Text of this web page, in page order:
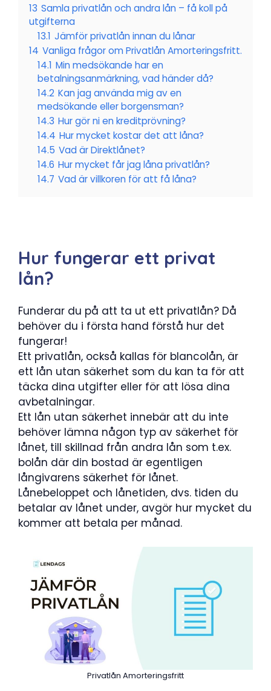
13 Samla privatlån och andra lån – få koll på
utgifterna
13.1 Jämför privatlån innan du lånar
14 Vanliga frågor om Privatlån Amorteringsfritt.
14.1 Min medsökande har en
betalningsanmärkning, vad händer då?
14.2 Kan jag använda mig av en
medsökande eller borgensman?
14.3 Hur gör ni en kreditprövning?
14.4 Hur mycket kostar det att låna?
14.5 Vad är Direktlånet?
14.6 Hur mycket får jag låna privatlån?
14.7 Vad är villkoren för att få låna?
Hur fungerar ett privat
lån?
Funderar du på att ta ut ett privatlån? Då
behöver du i första hand förstå hur det
fungerar!
Ett privatlån, också kallas för blancolån, är
ett lån utan säkerhet som du kan ta för att
täcka dina utgifter eller för att lösa dina
avbetalningar.
Ett lån utan säkerhet innebär att du inte
behöver lämna någon typ av säkerhet för
lånet, till skillnad från andra lån som t.ex.
bolån där din bostad är egentligen
långivarens säkerhet för lånet.
Lånebeloppet och lånetiden, dvs. tiden du
betalar av lånet under, avgör hur mycket du
kommer att betala per månad.
Privatlån Amorteringsfritt